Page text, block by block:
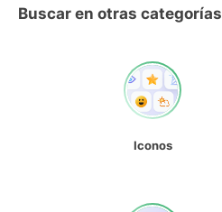
Buscar en otras categorías
Iconos